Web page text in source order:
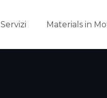
Servizi Materials in